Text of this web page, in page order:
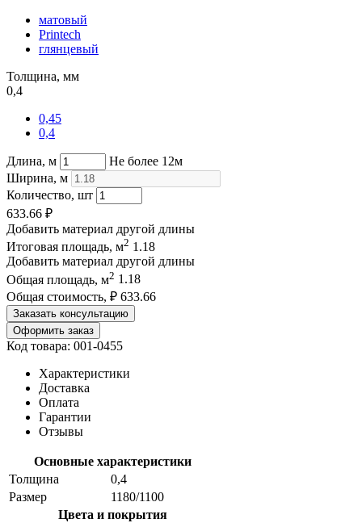
матовый
Printech
глянцевый
Толщина, мм
0,4
0,45
0,4
Длина, м
Не более 12м
Ширина, м
Количество, шт
633.66 ₽
Добавить материал другой длины
Итоговая площадь, м2 1.18
Добавить материал другой длины
Общая площадь, м2 1.18
Общая стоимость, ₽ 633.66
Заказать консультацию
Оформить заказ
Код товара: 001-0455
Характеристики
Доставка
Оплата
Гарантии
Отзывы
Основные характеристики
Толщина
0,4
Размер
1180/1100
Цвета и покрытия